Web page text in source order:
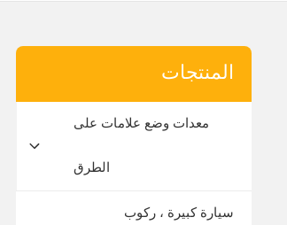
المنتجات
معدات وضع علامات على
الطرق
سيارة كبيرة ، ركوب